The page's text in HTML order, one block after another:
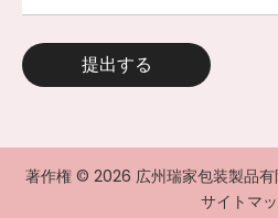
提出する
著作権 © 2026 広州瑞家包装製品
サイトマ